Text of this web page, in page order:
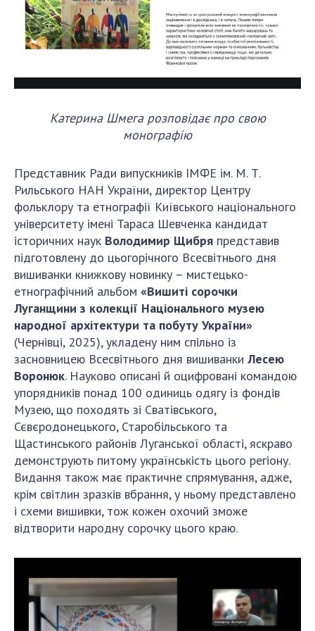
Катерина Шмега розповідає про свою
монографію
Представник Ради випускників ІМФЕ ім. М. Т.
Рильського НАН України, директор Центру
фольклору та етнографії Київського національного
університету імені Тараса Шевченка кандидат
історичних наук Володимир Щибря представив
підготовлену до цьогорічного Всесвітнього дня
вишиванки книжкову новинку – мистецько-
етнографічний альбом «Вишиті сорочки
Луганщини з колекції Національного музею
народної архітектури та побуту України»
(Чернівці, 2025), укладену ним спільно із
засновницею Всесвітнього дня вишиванки Лесею
Воронюк. Науково описані й оцифровані командою
упорядників понад 100 одиниць одягу із фондів
Музею, що походять зі Сватівського,
Сєвєродонецького, Старобільського та
Щастинського районів Луганської області, яскраво
демонструють питому українськість цього регіону.
Видання також має практичне спрямування, адже,
крім світлин зразків вбрання, у ньому представлено
і схеми вишивки, тож кожен охочий зможе
відтворити народну сорочку цього краю.